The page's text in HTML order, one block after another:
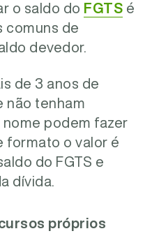
o saldo do FGTS é
comuns de
devedor.
de 3 anos de
não tenham
nome podem fazer
formato o valor é
do FGTS e
dívida.
próprios